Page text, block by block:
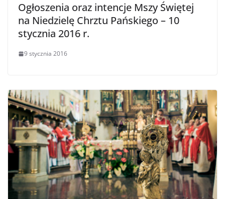
Ogłoszenia oraz intencje Mszy Świętej
na Niedzielę Chrztu Pańskiego – 10
stycznia 2016 r.
9 stycznia 2016